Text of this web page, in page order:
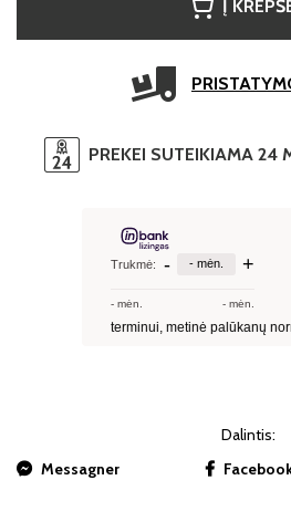
Į
PREKEI SUTEIKIAMA 24
Dalintis:
Messagner